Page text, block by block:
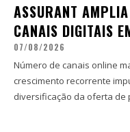
ASSURANT
CANAIS DIGITAIS
07/08/2026
Número de canais online
crescimento recorrente
diversificação da oferta de